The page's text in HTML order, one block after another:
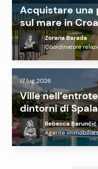
Acquistare una
sul mare in
prima diZorana Barada
Coordinatore
17 lug 2026
Ville
dintorni di
redditizia alla
Rebecca Barunčić
Agente